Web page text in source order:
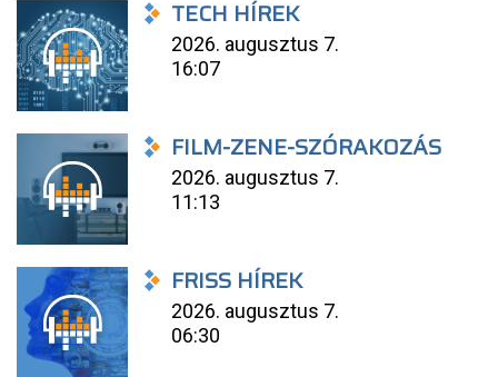
TECH HÍREK
2026. augusztus 7.
16:07
FILM-ZENE-SZÓRAKOZÁS
2026. augusztus 7.
11:13
FRISS HÍREK
2026. augusztus 7.
06:30